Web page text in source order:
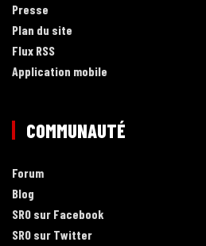
Presse
Plan du site
Flux RSS
Application mobile
COMMUNAUTÉ
Forum
Blog
SRO sur Facebook
SRO sur Twitter